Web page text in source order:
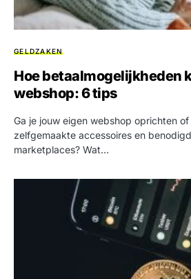
GELDZAKEN
Hoe betaalmogelijkheden
webshop: 6 tips
Ga je jouw eigen webshop oprichten
zelfgemaakte accessoires en
marketplaces? Wat…